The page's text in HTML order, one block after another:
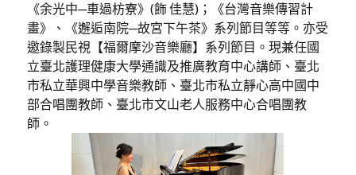
《余光中─車過枋寮》(飾 佳慧)；《台灣音樂傳習計
畫》、《邂逅南院─故宮下午茶》系列節目等等。亦受
邀錄製民視【福爾摩沙音樂廳】系列節目。現兼任國
立臺北護理健康大學通識及推廣教育中心講師、臺北
市私立華興中學音樂教師、臺北市私立靜心高中國中
部合唱團教師、臺北市文山老人服務中心合唱團教
師。